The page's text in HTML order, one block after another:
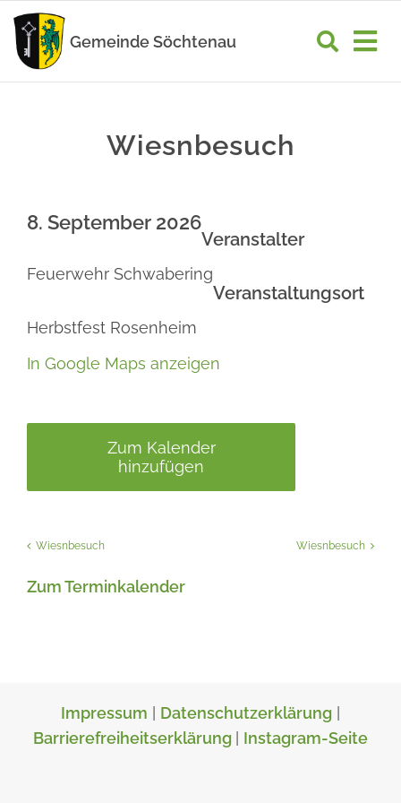
Zum
Inhalt
springen
Gemeinde Söchtenau
WIRTSCHAFT
UNSER ORT
Wiesnbesuch
8. September 2026
Veranstalter
Feuerwehr Schwabering
Veranstaltungsort
Herbstfest Rosenheim
In Google Maps anzeigen
Zum Kalender
hinzufügen
Wiesnbesuch Wiesnbesuch
Zum Terminkalender
Impressum Datenschutzerklärung
Barrierefreiheitserklärung
Instagram-Seite